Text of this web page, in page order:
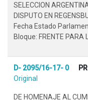
SELECCION
DISPUTO EN
Fecha Estado
Bloque: FRENTE PARA
D- 2095/16-17- 0
Original
DE HOMENAJE AL